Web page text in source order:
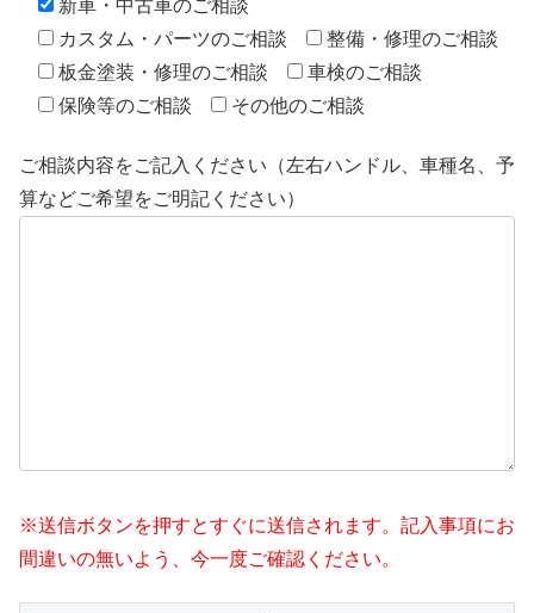
新車・中古車のご相談
カスタム・パーツのご相談
整備・修理のご相談
板金塗装・修理のご相談
車検のご相談
保険等のご相談
その他のご相談
ご相談内容をご記入ください（左右ハンドル、車種名、予
算などご希望をご明記ください）
※送信ボタンを押すとすぐに送信されます。記入事項にお
間違いの無いよう、今一度ご確認ください。